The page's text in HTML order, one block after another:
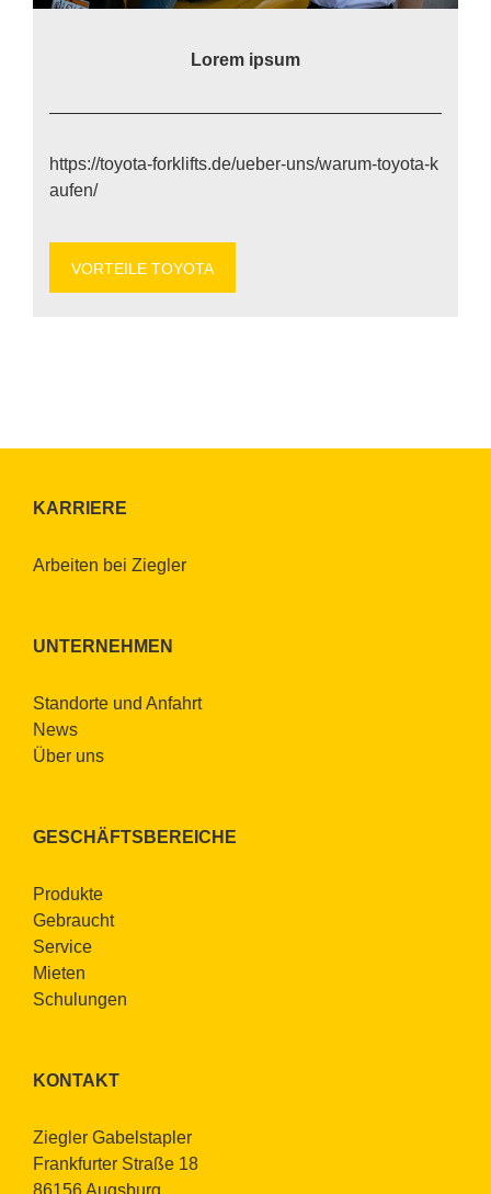
Lo­rem ip­sum
https://​to​yo​ta​-for​k​lifts​.de/​u​e​b​e​r​-​u​n​s​/​w​a​r​u​m​-​t​o​y​o​t​a​-​k​
a​u​f​en/
VOR­TEI­LE TO­YO­TA
KAR­RIE­RE
Ar­bei­ten bei Zieg­ler
UN­TER­NEH­MEN
Stand­or­te und An­fahrt
News
Über uns
GE­SCHÄFTS­BE­REI­CHE
Pro­duk­te
Ge­braucht
Ser­vice
Mie­ten
Schu­lun­gen
KON­TAKT
Zieg­ler Ga­bel­stap­ler
Frank­fur­ter Stra­ße 18
86156 Augs­burg